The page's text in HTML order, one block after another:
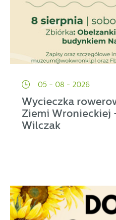
05 - 08 - 2026
Wycieczka
Ziemi Wronieckiej
Wilczak